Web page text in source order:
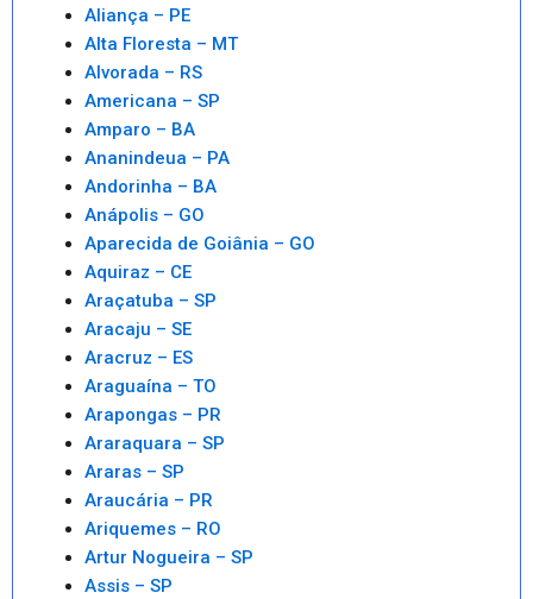
Aliança – PE
Alta Floresta – MT
Alvorada – RS
Americana – SP
Amparo – BA
Ananindeua – PA
Andorinha – BA
Anápolis – GO
Aparecida de Goiânia – GO
Aquiraz – CE
Araçatuba – SP
Aracaju – SE
Aracruz – ES
Araguaína – TO
Arapongas – PR
Araraquara – SP
Araras – SP
Araucária – PR
Ariquemes – RO
Artur Nogueira – SP
Assis – SP